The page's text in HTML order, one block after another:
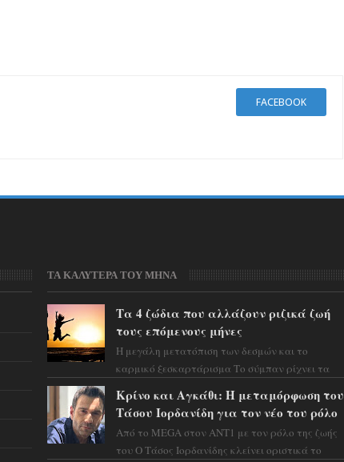
FACEBOOK
ΤΑ ΚΑΛΥΤΕΡΑ ΤΟΥ ΜΗΝΑ
Τα 4 ζώδια που αλλάζουν ριζικά ζωή
τους επόμενους μήνες
Η μεγάλη μετατόπιση των δεσμών και το
καρμικό ξεσκαρτάρισμα Το σύμπαν ρίχνει τα
προειδοποιεί: οι σελην...
Κρίνο και Αγκάθι: Η μεταμόρφωση του
Τάσου Ιορδανίδη για τον νέο του ρόλο
Από το MEGA στον ΑΝΤ1 με τον ρόλο της ζωής
του Ο Τάσος Ιορδανίδης κλείνει οριστικά το